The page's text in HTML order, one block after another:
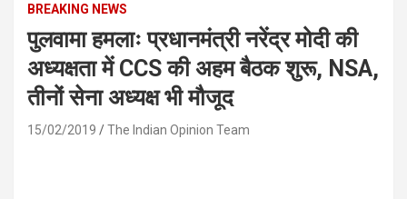
BREAKING NEWS
पुलवामा हमलाः प्रधानमंत्री नरेंद्र मोदी की
अध्यक्षता में CCS की अहम बैठक शुरू, NSA,
तीनों सेना अध्यक्ष भी मौजूद
15/02/2019 The Indian Opinion Team